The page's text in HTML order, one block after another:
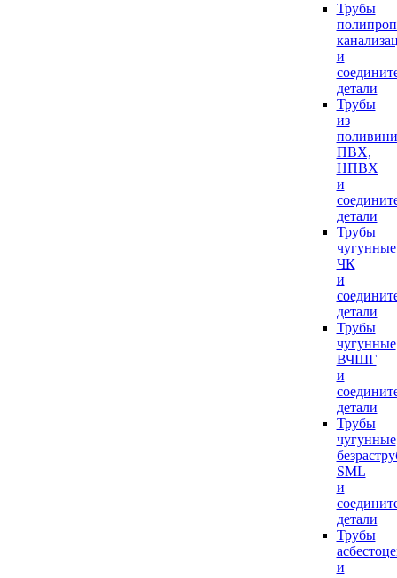
Трубы
и
детали
Трубы
из
ПВХ,
НПВХ
и
детали
Трубы
чугунные
ЧК
и
детали
Трубы
чугунные
ВЧШГ
и
детали
Трубы
чугунные
SML
и
детали
Трубы
и